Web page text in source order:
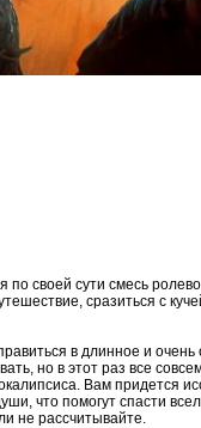
по своей сути смесь
сразиться с
в длинное и
но в этот раз все
Вам придется
что помогут спасти
не рассчитывайте.